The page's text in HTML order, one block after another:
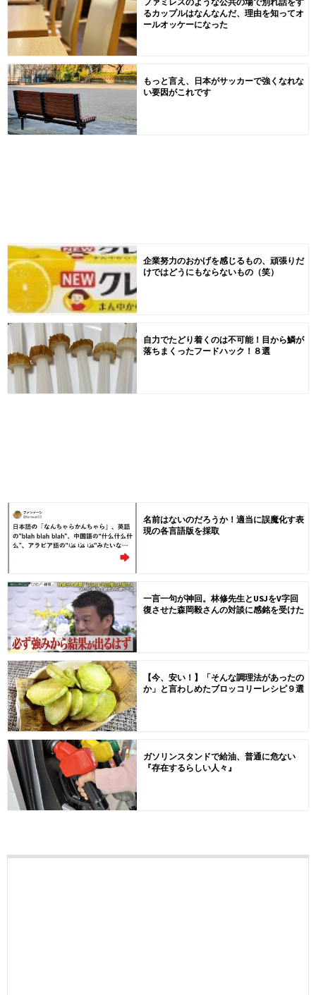
るカップルはなんなんだ、理由を知ってオ
ールオッケーになった
もっと言え、日本がサッカーで強くなれな
い要因がこれです
企業努力のおかげを感じるもの、頑張りだ
けではどうにもならないもの（笑）
自力でたどり着くのは不可能！目から鱗が
落ちまくったフードハック！８選
名前はないのだろうか！適当に誤魔化す表
現の各言語版を採取
一言一句が神回。林修先生とUSJをV字回
復させた森岡毅さんの対談に感銘を受けた
【今、安い！】「そんな調理法があったの
か」と言わしめたブロッコリーレシピ９選
ガソリンスタンドで給油、普通に危ない
『存在するらしい人々』